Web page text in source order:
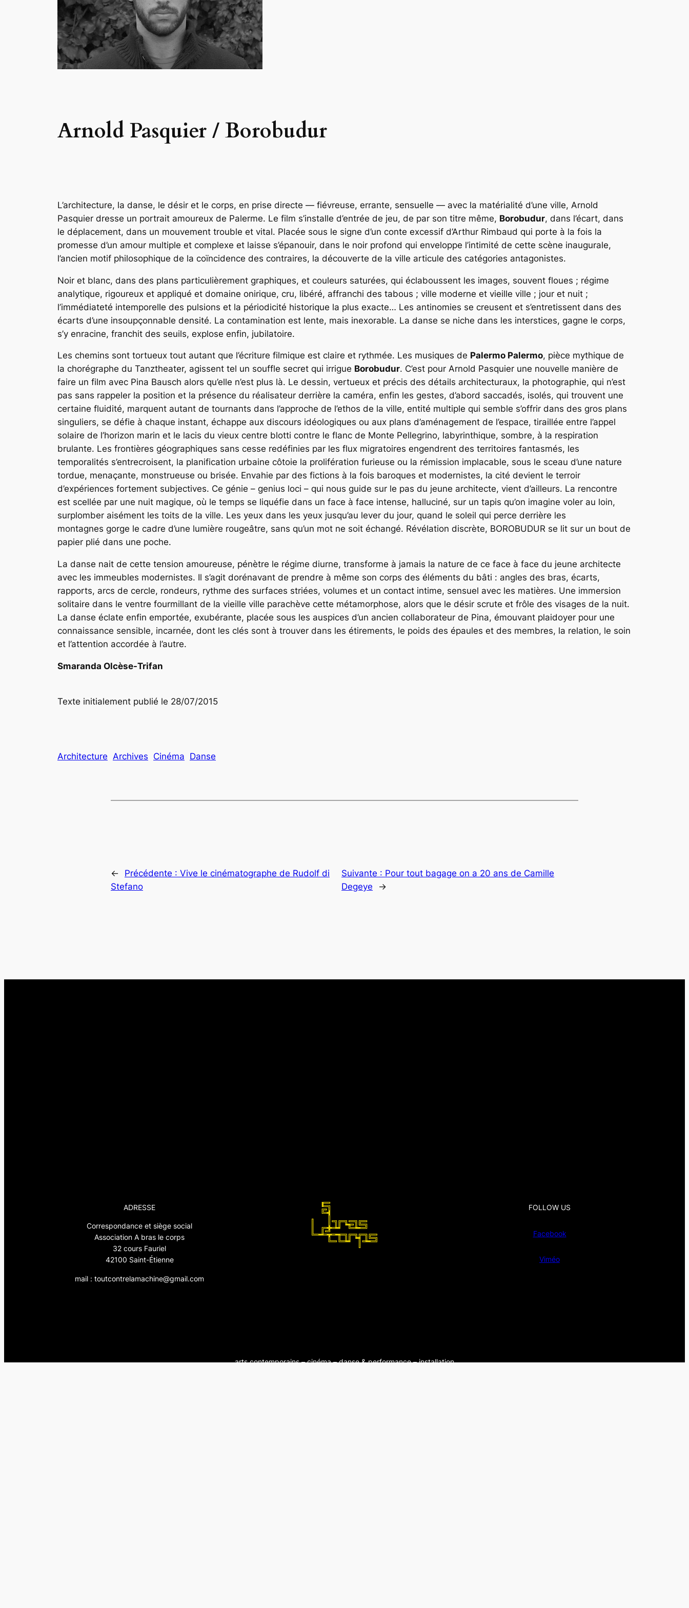
Arnold Pasquier / Borobudur
L’architecture, la danse, le désir et le corps, en prise directe — fiévreuse, errante, sensuelle — avec la matérialité d’une ville, Arnold
Pasquier dresse un portrait amoureux de Palerme. Le film s’installe d’entrée de jeu, de par son titre même, Borobudur, dans l’écart, dans
le déplacement, dans un mouvement trouble et vital. Placée sous le signe d’un conte excessif d’Arthur Rimbaud qui porte à la fois la
promesse d’un amour multiple et complexe et laisse s’épanouir, dans le noir profond qui enveloppe l’intimité de cette scène inaugurale,
l’ancien motif philosophique de la coïncidence des contraires, la découverte de la ville articule des catégories antagonistes.
Noir et blanc, dans des plans particulièrement graphiques, et couleurs saturées, qui éclaboussent les images, souvent floues ; régime
analytique, rigoureux et appliqué et domaine onirique, cru, libéré, affranchi des tabous ; ville moderne et vieille ville ; jour et nuit ;
l’immédiateté intemporelle des pulsions et la périodicité historique la plus exacte… Les antinomies se creusent et s’entretissent dans des
écarts d’une insoupçonnable densité. La contamination est lente, mais inexorable. La danse se niche dans les interstices, gagne le corps,
s’y enracine, franchit des seuils, explose enfin, jubilatoire.
Les chemins sont tortueux tout autant que l’écriture filmique est claire et rythmée. Les musiques de Palermo Palermo, pièce mythique de
la chorégraphe du Tanztheater, agissent tel un souffle secret qui irrigue Borobudur. C’est pour Arnold Pasquier une nouvelle manière de
faire un film avec Pina Bausch alors qu’elle n’est plus là. Le dessin, vertueux et précis des détails architecturaux, la photographie, qui n’est
pas sans rappeler la position et la présence du réalisateur derrière la caméra, enfin les gestes, d’abord saccadés, isolés, qui trouvent une
certaine fluidité, marquent autant de tournants dans l’approche de l’ethos de la ville, entité multiple qui semble s’offrir dans des gros plans
singuliers, se défie à chaque instant, échappe aux discours idéologiques ou aux plans d’aménagement de l’espace, tiraillée entre l’appel
solaire de l’horizon marin et le lacis du vieux centre blotti contre le flanc de Monte Pellegrino, labyrinthique, sombre, à la respiration
brulante. Les frontières géographiques sans cesse redéfinies par les flux migratoires engendrent des territoires fantasmés, les
temporalités s’entrecroisent, la planification urbaine côtoie la prolifération furieuse ou la rémission implacable, sous le sceau d’une nature
tordue, menaçante, monstrueuse ou brisée. Envahie par des fictions à la fois baroques et modernistes, la cité devient le terroir
d’expériences fortement subjectives. Ce génie – genius loci – qui nous guide sur le pas du jeune architecte, vient d’ailleurs. La rencontre
est scellée par une nuit magique, où le temps se liquéfie dans un face à face intense, halluciné, sur un tapis qu’on imagine voler au loin,
surplomber aisément les toits de la ville. Les yeux dans les yeux jusqu’au lever du jour, quand le soleil qui perce derrière les
montagnes gorge le cadre d’une lumière rougeâtre, sans qu’un mot ne soit échangé. Révélation discrète, BOROBUDUR se lit sur un bout de
papier plié dans une poche.
La danse nait de cette tension amoureuse, pénètre le régime diurne, transforme à jamais la nature de ce face à face du jeune architecte
avec les immeubles modernistes. Il s’agit dorénavant de prendre à même son corps des éléments du bâti : angles des bras, écarts,
rapports, arcs de cercle, rondeurs, rythme des surfaces striées, volumes et un contact intime, sensuel avec les matières. Une immersion
solitaire dans le ventre fourmillant de la vieille ville parachève cette métamorphose, alors que le désir scrute et frôle des visages de la nuit.
La danse éclate enfin emportée, exubérante, placée sous les auspices d’un ancien collaborateur de Pina, émouvant plaidoyer pour une
connaissance sensible, incarnée, dont les clés sont à trouver dans les étirements, le poids des épaules et des membres, la relation, le soin
et l’attention accordée à l’autre.
Smaranda Olcèse-Trifan
Texte initialement publié le 28/07/2015
Architecture Archives Cinéma Danse
← Précédente : Vive le cinématographe de Rudolf di
Stefano
Suivante : Pour tout bagage on a 20 ans de Camille
Degeye
→
ADRESSE
Correspondance et siège social
Association A bras le corps
32 cours Fauriel
42100 Saint-Étienne
mail : toutcontrelamachine@gmail.com
FOLLOW US
Facebook
Viméo
arts contemporains – cinéma – danse & performance – installation